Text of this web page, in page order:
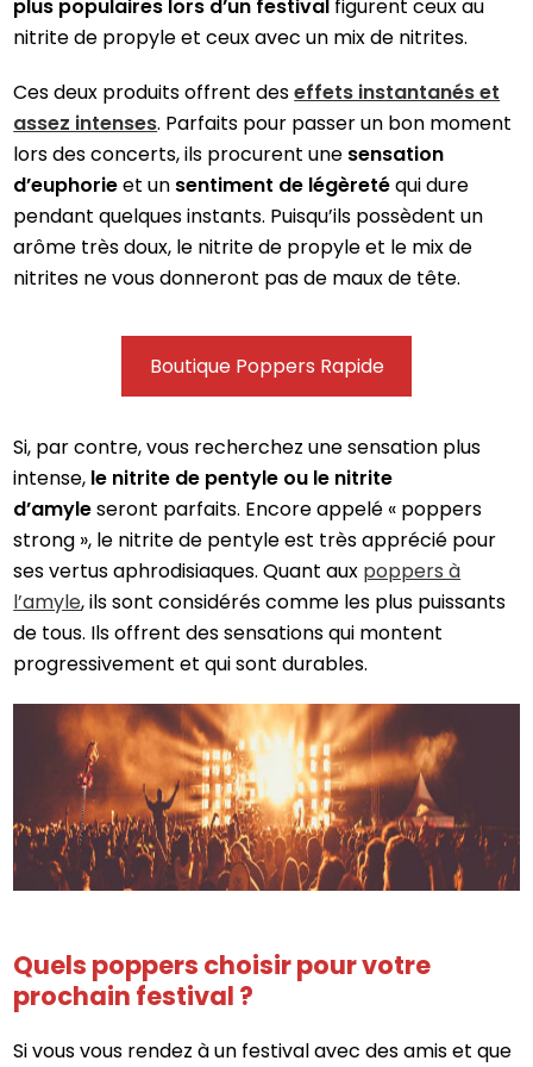
plus populaires lors d’un festival figurent ceux au
nitrite de propyle et ceux avec un mix de nitrites.
Ces deux produits offrent deseffets instantanés et
assez intenses. Parfaits pour passer un bon moment
lors des concerts, ils procurent une sensation
d’euphorieet un sentiment de légèretéqui dure
pendant quelques instants. Puisqu’ils possèdent un
arôme très doux, le nitrite de propyle et le mix de
nitrites ne vous donneront pas de maux de tête.
Boutique Poppers Rapide
Si, par contre, vous recherchez une sensation plus
intense, le nitrite de pentyle ou le nitrite
d’amyleseront parfaits. Encore appelé « poppers
strong », le nitrite de pentyle est très apprécié pour
ses vertus aphrodisiaques. Quant aux poppers à
l’amyle, ils sont considérés comme les plus puissants
de tous. Ils offrent des sensations qui montent
progressivement et qui sont durables.
Quels poppers choisir pour votre
prochain festival ?
Si vous vous rendez à un festival avec des amis et que